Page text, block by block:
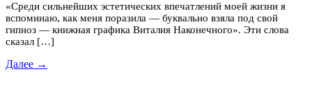
«Среди сильнейших эстетических впечатлений моей жизни я
вспоминаю, как меня поразила — буквально взяла под свой
гипноз — книжная графика Виталия Наконечного». Эти слова
сказал […]
Далее →